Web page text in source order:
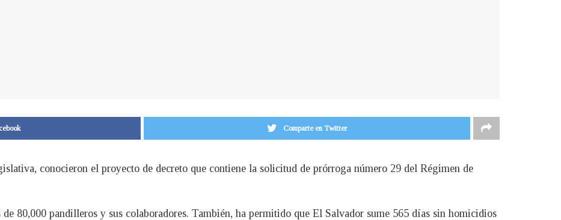
Comparte en Twitter
conocieron el proyecto de decreto que contiene la solicitud de prórroga número 29 del Régimen de
80,000 pandilleros y sus colaboradores. También, ha permitido que El Salvador sume 565 días sin homicidios